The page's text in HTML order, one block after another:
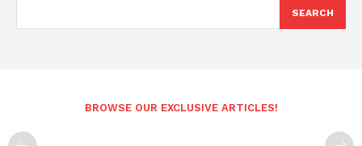
SEARCH
BROWSE OUR EXCLUSIVE ARTICLES!